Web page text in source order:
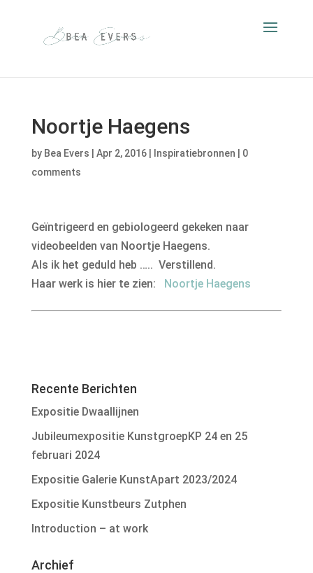
Noortje Haegens
by Bea Evers Apr 2, 2016| Inspiratiebronnen
0
comments
Geïntrigeerd en gebiologeerd gekeken naar
videobeelden van Noortje Haegens.
Als ik het geduld heb ….. Verstillend.
Haar werk is hier te zien: Noortje Haegens
Recente Berichten
Expositie Dwaallijnen
Jubileumexpositie KunstgroepKP 24 en 25
februari 2024
Expositie Galerie KunstApart 2023/2024
Expositie Kunstbeurs Zutphen
Introduction – at work
Archief